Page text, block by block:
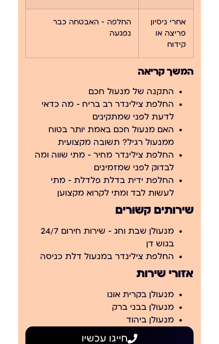
אחרי ניסיון
פריצה או
קידוח
החלפה — האבטחה כבר
נפגעה
המשך קריאה
התקנה של מנעול חכם
החלפת צילינדר רב בריח — מה כדאי
לדעת לפני שמתקינים
האם מנעול חכם באמת יותר בטוח
ממנעול רגיל? תשובה מקצועית
החלפת צילינדר מחיר — מתי שווה ומה
לבדוק לפני שמזמינים
החלפת ידית בדלת פלדלת — מתי
לעשות לבד ומתי לקרוא מקצוען
שירותים קשורים
מנעולן שבת וחג – שירות חירום 24/7
בגוש דן
החלפת צילינדר במנעול דלת כניסה
אזורי שירות
מנעולן בקרית אונו
מנעולן בבני ברק
מנעולן ביהוד
חייגו עכשיו